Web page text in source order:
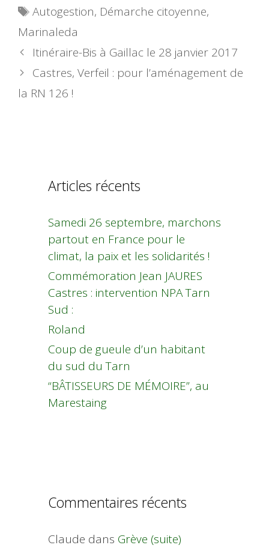
Étiquettes
Autogestion, Démarche citoyenne,
Marinaleda
Itinéraire-Bis à Gaillac le 28 janvier 2017
Castres, Verfeil : pour l’aménagement de
la RN 126 !
Articles récents
Samedi 26 septembre, marchons
partout en France pour le
climat, la paix et les solidarités !
Commémoration Jean JAURES
Castres : intervention NPA Tarn
Sud :
Roland
Coup de gueule d’un habitant
du sud du Tarn
“BÂTISSEURS DE MÉMOIRE”, au
Marestaing
Commentaires récents
Claude dans Grève (suite)